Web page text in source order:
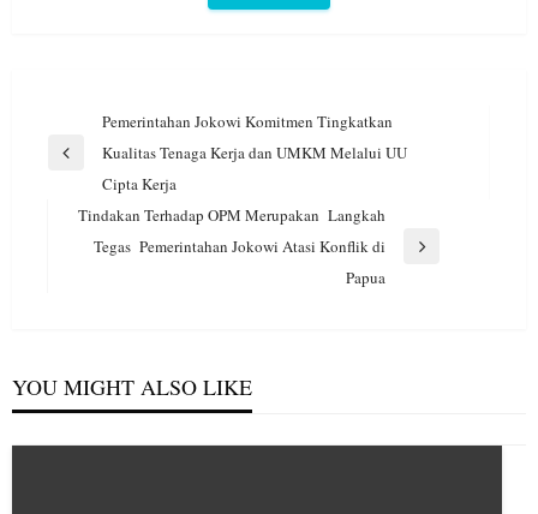
Navigasi
pos
Pemerintahan Jokowi Komitmen Tingkatkan
Kualitas Tenaga Kerja dan UMKM Melalui UU
Cipta Kerja
Tindakan Terhadap OPM Merupakan Langkah
Tegas Pemerintahan Jokowi Atasi Konflik di
Papua
YOU MIGHT ALSO LIKE